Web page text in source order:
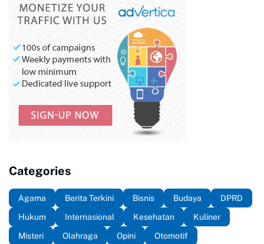
Categories
Agama Berita Terkini Bisnis Budaya
DPRD
Hukum
Internasional Kesehatan
Kuliner
Misteri
Olahraga Opini
Otomotif